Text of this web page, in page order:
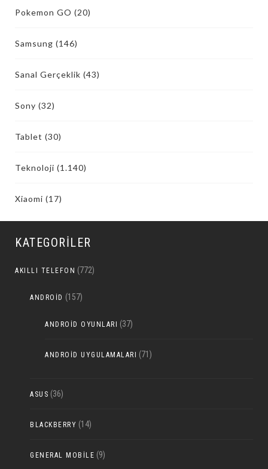
Pokemon GO (20)
Samsung (146)
Sanal Gerçeklik (43)
Sony (32)
Tablet (30)
Teknoloji (1.140)
Xiaomi (17)
KATEGORILER
AKILLI TELEFON (772)
ANDROID (157)
ANDROID OYUNLARI (37)
ANDROID UYGULAMALARI (71)
ASUS (36)
BLACKBERRY (14)
GENERAL MOBILE (9)